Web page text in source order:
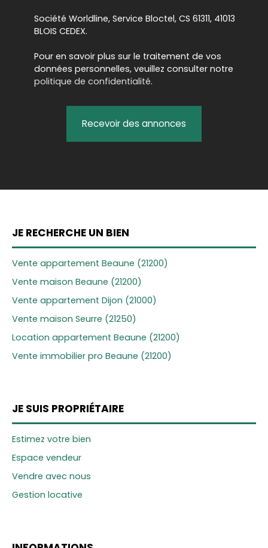
Société Worldline, Service Bloctel, CS 61311, 41013
BLOIS CEDEX.
Pour en savoir plus sur le traitement de vos
données personnelles, veuillez consulter notre
politique de confidentialité.
Recevoir des annonces
JE RECHERCHE UN BIEN
Vente appartement Beaune (21200)
Vente maison Beaune (21200)
Vente appartement Dijon (21000)
Vente maison Seurre (21250)
Location appartement Beaune (21200)
Vente immobilier pro Beaune (21200)
JE SUIS PROPRIÉTAIRE
Estimez votre bien
Espace vendeur
Vendre avec nous
Gestion locative